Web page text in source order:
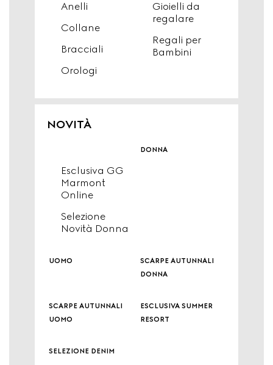
Anelli
Collane
Bracciali
Orologi
Gioielli da
regalare
Regali per
Bambini
NOVITÀ
Esclusiva GG
Marmont
Online
Selezione
Novità Donna
donna
uomo
scarpe autunnali
donna
scarpe autunnali
uomo
esclusiva summer
resort
selezione denim